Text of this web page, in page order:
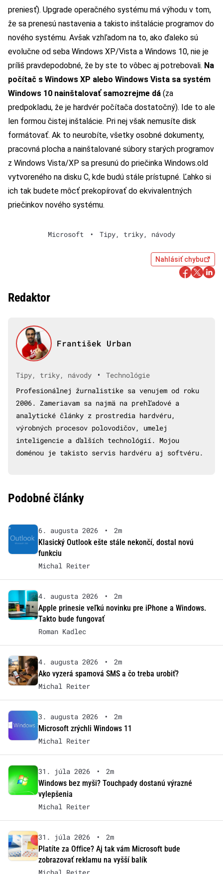
preniesť). Upgrade operačného systému má výhodu v tom,
že sa prenesú nastavenia a takisto inštalácie programov do
nového systému. Avšak vzhľadom na to, ako ďaleko sú
evolučne od seba Windows XP/Vista a Windows 10, nie je
príliš pravdepodobné, že by ste to vôbec aj potrebovali. Na
počítač s Windows XP alebo Windows Vista sa systém
Windows 10 nainštalovať samozrejme dá (za
predpokladu, že je hardvér počítača dostatočný). Ide to ale
len formou čistej inštalácie. Pri nej však nemusíte disk
formátovať. Ak to neurobíte, všetky osobné dokumenty,
pracovná plocha a nainštalované súbory starých programov
z Windows Vista/XP sa presunú do priečinka Windows.old
vytvoreného na disku C, kde budú stále prístupné. Ľahko si
ich tak budete môcť prekopírovať do ekvivalentných
priečinkov nového systému.
Microsoft • Tipy, triky, návody
Nahlásiť chybu
Redaktor
František Urban
Tipy, triky, návody •
Technológie
Profesionálnej žurnalistike sa venujem od roku
2006. Zameriavam sa najmä na prehľadové a
analytické články z prostredia hardvéru,
výrobných procesov polovodičov, umelej
inteligencie a ďalších technológií. Mojou
doménou je takisto servis hardvéru aj softvéru.
Podobné články
6. augusta 2026 •
2m
Klasický Outlook ešte stále nekončí, dostal novú
funkciu
Michal Reiter
4. augusta 2026 •
2m
Apple prinesie veľkú novinku pre iPhone a Windows.
Takto bude fungovať
Roman Kadlec
4. augusta 2026 •
2m
Ako vyzerá spamová SMS a čo treba urobiť?
Michal Reiter
3. augusta 2026 •
2m
Microsoft zrýchli Windows 11
Michal Reiter
31. júla 2026 •
2m
Windows bez myši? Touchpady dostanú výrazné
vylepšenia
Michal Reiter
31. júla 2026 •
2m
Platíte za Office? Aj tak vám Microsoft bude
zobrazovať reklamu na vyšší balík